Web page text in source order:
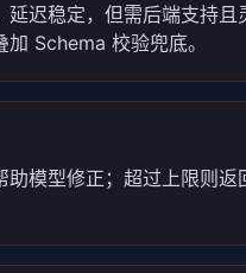
迟稳定，但需后端支持
Schema 校验兜底。
模型修正；超过上限则